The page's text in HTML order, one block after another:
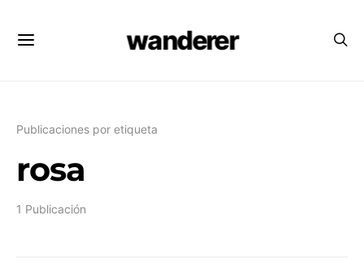
wanderer
Publicaciones por etiqueta
rosa
1 Publicación